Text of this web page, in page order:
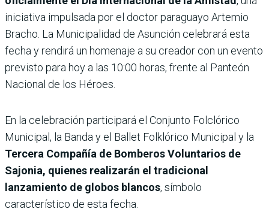
iniciativa impulsada por el doctor paraguayo Artemio
Bracho. La Municipalidad de Asunción celebrará esta
fecha y rendirá un homenaje a su creador con un evento
previsto para hoy a las 10:00 horas, frente al Panteón
Nacional de los Héroes.
En la celebración participará el Conjunto Folclórico
Municipal, la Banda y el Ballet Folklórico Municipal y la
Tercera Compañía de Bomberos Voluntarios de
Sajonia, quienes realizarán el tradicional
lanzamiento de globos blancos, símbolo
característico de esta fecha.